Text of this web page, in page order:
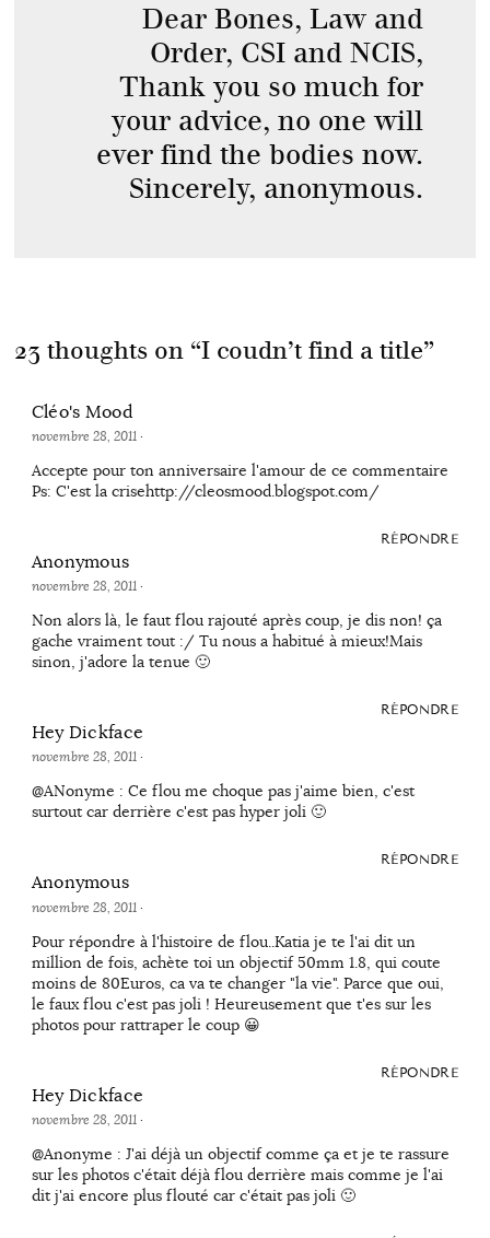
Dear Bones, Law and
Order, CSI and NCIS,
Thank you so much for
your advice, no one will
ever find the bodies now.
Sincerely, anonymous.
23 thoughts on “I coudn’t find a title”
Cléo's Mood
novembre 28, 2011·
Accepte pour ton anniversaire l'amour de ce commentaire
Ps: C'est la crisehttp://cleosmood.blogspot.com/
RÉPONDRE
Anonymous
novembre 28, 2011·
Non alors là, le faut flou rajouté après coup, je dis non! ça
gache vraiment tout :/ Tu nous a habitué à mieux!Mais
sinon, j'adore la tenue 🙂
RÉPONDRE
Hey Dickface
novembre 28, 2011·
@ANonyme : Ce flou me choque pas j'aime bien, c'est
surtout car derrière c'est pas hyper joli 🙂
RÉPONDRE
Anonymous
novembre 28, 2011·
Pour répondre à l'histoire de flou..Katia je te l'ai dit un
million de fois, achète toi un objectif 50mm 1.8, qui coute
moins de 80Euros, ca va te changer "la vie". Parce que oui,
le faux flou c'est pas joli ! Heureusement que t'es sur les
photos pour rattraper le coup 😀
RÉPONDRE
Hey Dickface
novembre 28, 2011·
@Anonyme : J'ai déjà un objectif comme ça et je te rassure
sur les photos c'était déjà flou derrière mais comme je l'ai
dit j'ai encore plus flouté car c'était pas joli 🙂